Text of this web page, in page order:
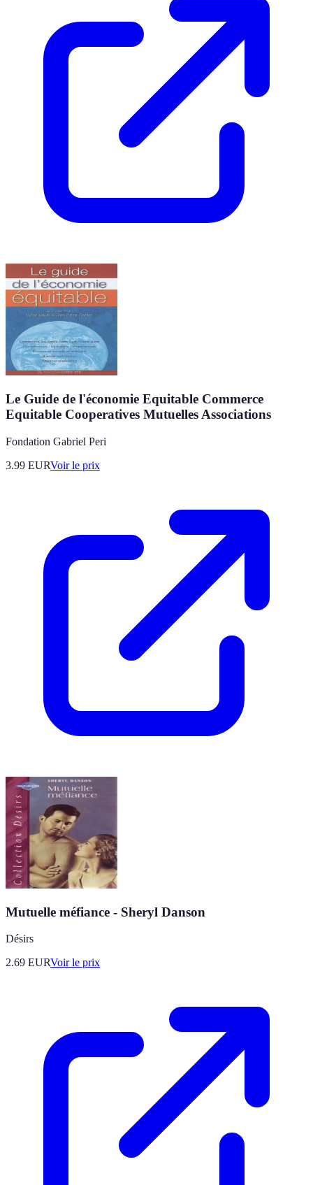
Le Guide de l'économie Equitable Commerce
Equitable Cooperatives Mutuelles Associations
Fondation Gabriel Peri
3.99 EURVoir le prix
Mutuelle méfiance - Sheryl Danson
Désirs
2.69 EURVoir le prix